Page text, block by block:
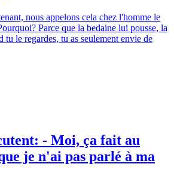
nous appelons cela chez l'homme le
Parce que la bedaine lui pousse, la
tu le regardes, tu as seulement envie de
- Moi, ça fait au
je n'ai pas parlé à ma